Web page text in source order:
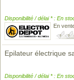
Disponibilité / délai * : En
En
Epilateur électrique
Disponibilité / délai * : En